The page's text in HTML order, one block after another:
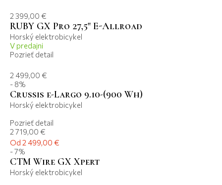
2 399,00 €
RUBY GX Pro 27,5" E-Allroad
Horský elektrobicykel
V predajni
Pozrieť detail
2 499,00 €
- 8%
Crussis e-Largo 9.10-(900 Wh)
Horský elektrobicykel
Pozrieť detail
2 719,00 €
Od 2 499,00 €
- 7%
CTM Wire GX Xpert
Horský elektrobicykel